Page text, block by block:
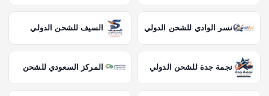
نسر الوادي للشحن الدولي السيف للشحن الدولي
نجمة جدة للشحن الدولي المركز السعودي للشحن